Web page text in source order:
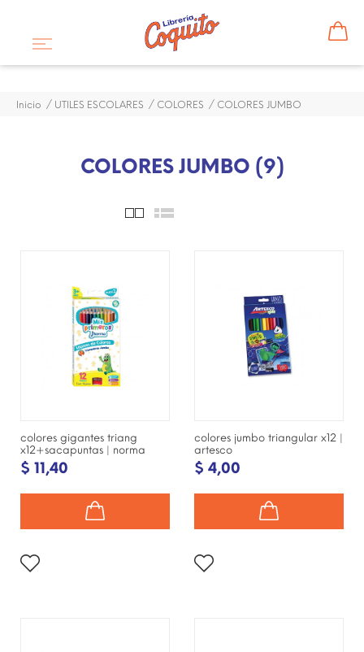
Inicio UTILES ESCOLARES COLORES COLORES JUMBO
COLORES JUMBO (9)
colores gigantes triang
x12+sacapuntas | norma
$ 11,40
colores jumbo triangular x12 |
artesco
$ 4,00